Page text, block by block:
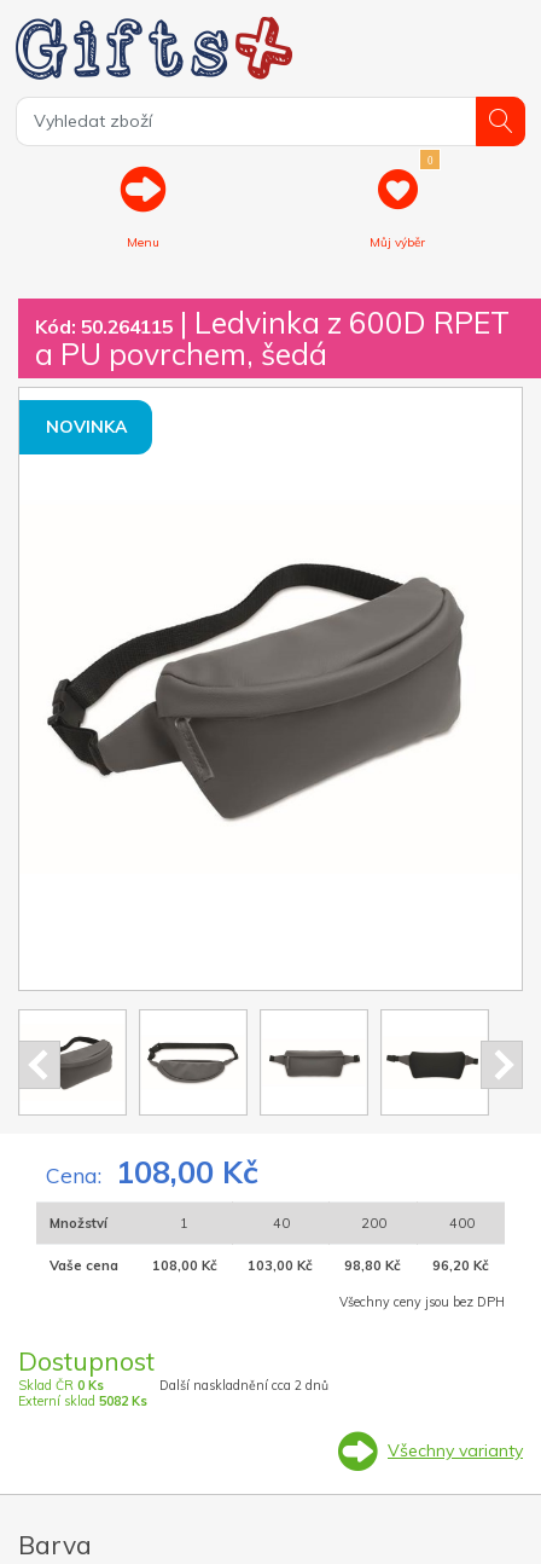
Menu
0
Můj výběr
Kód: 50.264115 | Ledvinka z 600D RPET
a PU povrchem, šedá
NOVINKA
Cena: 108,00 Kč
Množství 1 40 200 400
Vaše cena 108,00 Kč 103,00 Kč 98,80 Kč 96,20 Kč
Všechny ceny jsou bez DPH
Dostupnost
Sklad ČR 0 Ks
Externí sklad 5082 Ks
Další naskladnění cca 2 dnů
Všechny varianty
Barva